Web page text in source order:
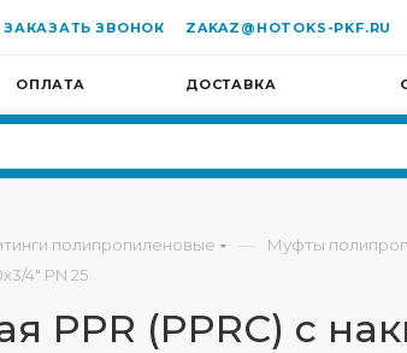
ЗАКАЗАТЬ ЗВОНОК ZAKAZ@HOTOKS-PKF.RU
ОПЛАТА ДОСТАВКА
полипропиленовые — Муфты
4" PN 25
PPR (PPRC) с